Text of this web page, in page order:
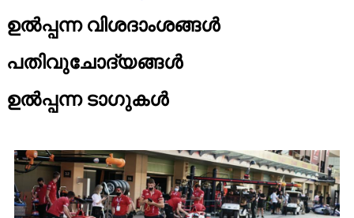
ഉൽപ്പന്ന വിശദാംശങ്ങൾ
പതിവുചോദ്യങ്ങൾ
ഉൽപ്പന്ന ടാഗുകൾ